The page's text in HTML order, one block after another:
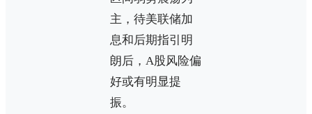
主，待美联储加
息和后期指引明
朗后，A股风险偏
好或有明显提
振。